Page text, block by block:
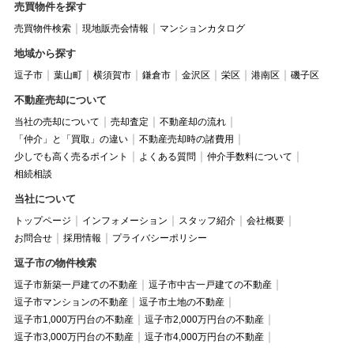
売買物件を探す
売買物件検索 現地販売会情報 マンションカタログ
地域から探す
逗子市 葉山町 横須賀市 鎌倉市 金沢区 栄区 港南区 磯子区
不動産売却について
当社の売却について 売却査定
不動産却の流れ
「仲介」と「買取」の違い
不動産売却時の諸費用
少しでも高く売るポイント
よくある質問
仲介手数料について
相続相談
当社について
トップページ インフォメーション スタッフ紹介
会社概要
お問合せ
採用情報 プライバシーポリシー
逗子市の物件検索
逗子市新築一戸建ての不動産
逗子市中古一戸建ての不動産
逗子市マンションの不動産
逗子市土地の不動産
逗子市1,000万円台の不動産
逗子市2,000万円台の不動産
逗子市3,000万円台の不動産
逗子市4,000万円台の不動産